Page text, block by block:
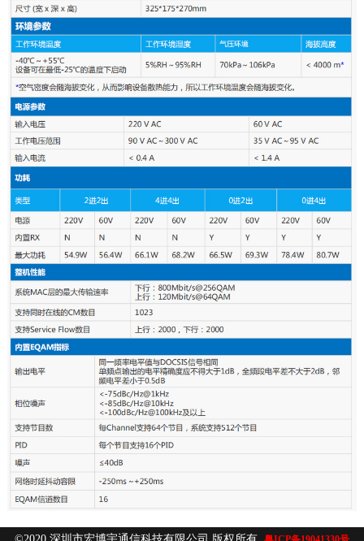
用CM和CMTS之间预均衡（pre-equalization）系数的分析结果提前发现
网络中的故障点，主动定位和排除故障，减少故障对用户业务影响，
提高运营商的SLA服务水平，降低网络维护费用。 手机APP终端维
护：支持对CMC、Cable线路、CM进行维护，支持查询CMC状态及所
处位置、Cable线路上行/下行信道参数、CM的MAC地址、IP地址、工
作信道等参数。